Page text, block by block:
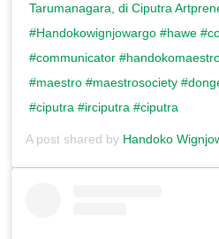
Tarumanagara, di Ciputra
#Handokowignjowargo #hawe
#communicator
#maestro #maestrosociety
#ciputra #irciputra #ciputra
A post shared by Handoko